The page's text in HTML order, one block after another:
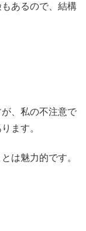
あるので、結構
、私の不注意で
ます。
は魅力的です。